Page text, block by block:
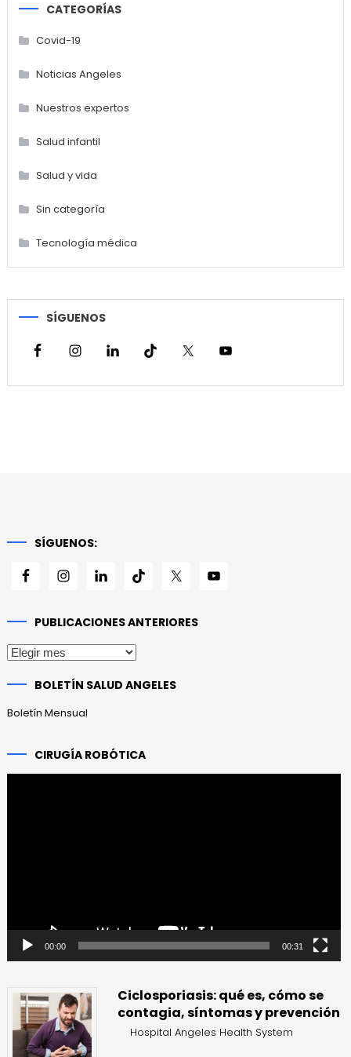
CATEGORÍAS
Covid-19
Noticias Angeles
Nuestros expertos
Salud infantil
Salud y vida
Sin categoría
Tecnología médica
SÍGUENOS
SÍGUENOS:
PUBLICACIONES ANTERIORES
Publicaciones
BOLETÍN SALUD ANGELES
Boletín Mensual
CIRUGÍA ROBÓTICA
00:00 00:31
Ciclosporiasis: qué es, cómo se
contagia, síntomas y prevención
Hospital Angeles Health System